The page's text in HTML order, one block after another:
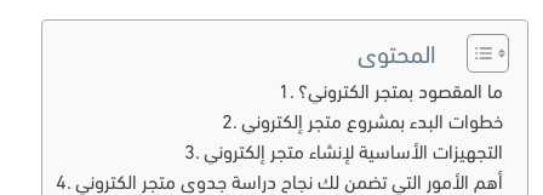
المحتوى
ما المقصود بمتجر الكتروني؟
خطوات البدء بمشروع متجر إلكتروني
التجهيزات الأساسية لإنشاء متجر إلكتروني
أهم الأمور التي تضمن لك نجاح دراسة جدوى متجر الكتروني